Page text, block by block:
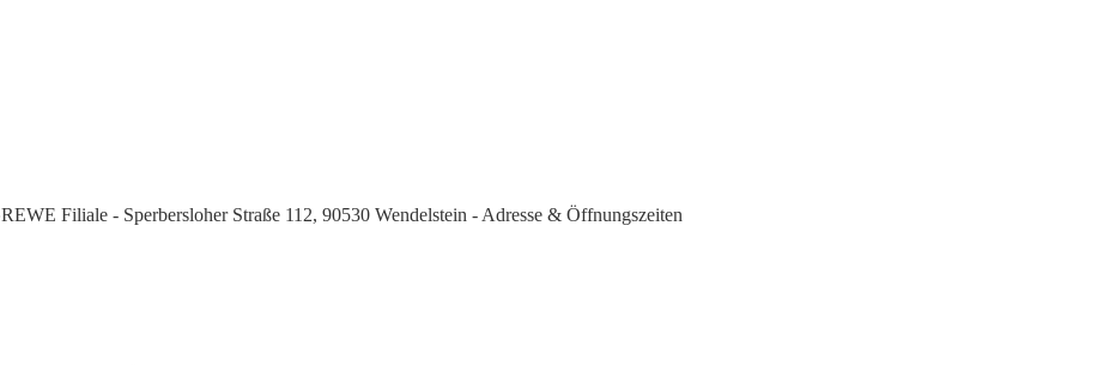
REWE Filiale - Sperbersloher Straße 112, 90530 Wendelstein - Adresse & Öffnungszeiten